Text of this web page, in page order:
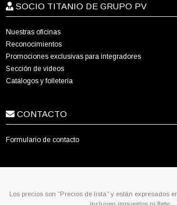
SOCIO TITANIO DE GRUPO PV
Nuestras oficinas
Reconocimientos
Promociones exclusivas para integradores
Sección de videos
Catálogos y folletería
CONTACTO
Formulario de contacto
Los precios son “Precios de lista” y están expresados